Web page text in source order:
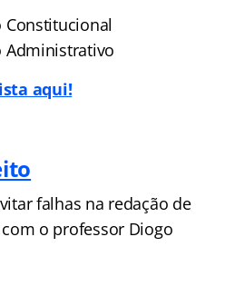
Constitucional
Administrativo
aqui!
falhas na redação de
o professor Diogo